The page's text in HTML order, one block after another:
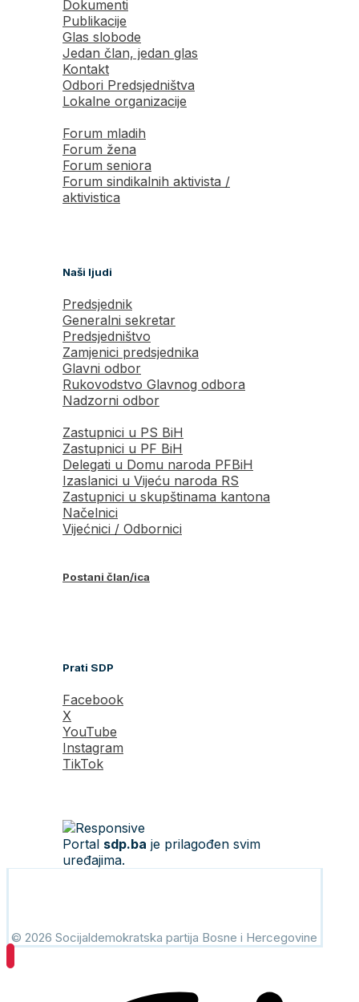
Dokumenti
Publikacije
Glas slobode
Jedan član, jedan glas
Kontakt
Odbori Predsjedništva
Lokalne organizacije
Forum mladih
Forum žena
Forum seniora
Forum sindikalnih aktivista /
aktivistica
Naši ljudi
Predsjednik
Generalni sekretar
Predsjedništvo
Zamjenici predsjednika
Glavni odbor
Rukovodstvo Glavnog odbora
Nadzorni odbor
Zastupnici u PS BiH
Zastupnici u PF BiH
Delegati u Domu naroda PFBiH
Izaslanici u Vijeću naroda RS
Zastupnici u skupštinama kantona
Načelnici
Vijećnici / Odbornici
Postani član/ica
Prati SDP
Facebook
X
YouTube
Instagram
TikTok
Portal sdp.ba je prilagođen svim
uređajima.
© 2026 Socijaldemokratska partija Bosne i Hercegovine